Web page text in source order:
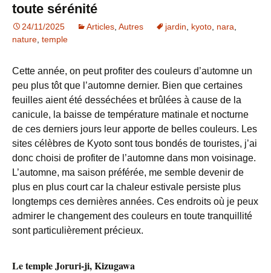
toute sérénité
24/11/2025 Articles Autres jardin kyoto nara
nature temple
Cette année, on peut profiter des couleurs d’automne un
peu plus tôt que l’automne dernier. Bien que certaines
feuilles aient été desséchées et brûlées à cause de la
canicule, la baisse de température matinale et nocturne
de ces derniers jours leur apporte de belles couleurs. Les
sites célèbres de Kyoto sont tous bondés de touristes, j’ai
donc choisi de profiter de l’automne dans mon voisinage.
L’automne, ma saison préférée, me semble devenir de
plus en plus court car la chaleur estivale persiste plus
longtemps ces dernières années. Ces endroits où je peux
admirer le changement des couleurs en toute tranquillité
sont particulièrement précieux.
Le temple Joruri-ji, Kizugawa